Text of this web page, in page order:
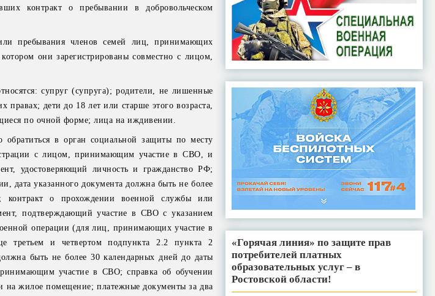
контракт о пребывании в добровольческом
или пребывания членов семей лиц, принимающих
они зарегистрированы совместно с лицом,
супруг (супруга); родители, не лишенные
правах; дети до 18 лет или старше этого возраста,
по очной форме; лица на иждивении.
в орган социальной защиты по месту
с лицом, принимающим участие в СВО, и
удостоверяющий личность и гражданство РФ;
дата указанного документа должна быть не более
контракт о прохождении военной службы или
подтверждающий участие в СВО с указанием
операции (для лиц, принимающих участие в
третьем и четвертом подпункта 2.2 пункта 2
быть не более 30 календарных дней до даты
участие в СВО; справка об обучении
на жилое помещение; платежные документы за два
«Горячая линия» по защите прав
потребителей платных
образовательных услуг – в
Ростовской области!